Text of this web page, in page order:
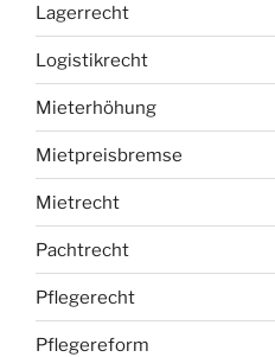
Lagerrecht
Logistikrecht
Mieterhöhung
Mietpreisbremse
Mietrecht
Pachtrecht
Pflegerecht
Pflegereform